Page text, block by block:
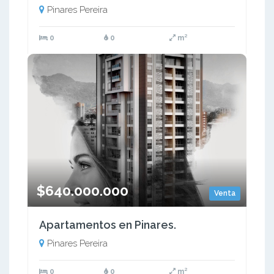
Pinares Pereira
0 0 m²
Venta
$640.000.000
Apartamentos en Pinares.
Pinares Pereira
0 0 m²